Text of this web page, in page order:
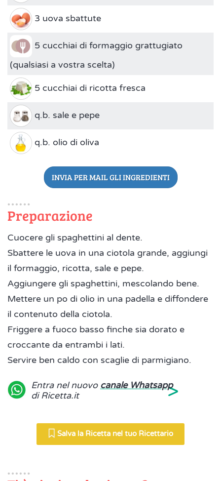
3 uova sbattute
5 cucchiai di formaggio grattugiato
(qualsiasi a vostra scelta)
5 cucchiai di ricotta fresca
q.b. sale e pepe
q.b. olio di oliva
INVIA PER MAIL GLI INGREDIENTI
Preparazione
Cuocere gli spaghettini al dente.
Sbattere le uova in una ciotola grande, aggiungi
il formaggio, ricotta, sale e pepe.
Aggiungere gli spaghettini, mescolando bene.
Mettere un po di olio in una padella e diffondere
il contenuto della ciotola.
Friggere a fuoco basso finche sia dorato e
croccante da entrambi i lati.
Servire ben caldo con scaglie di parmigiano.
Entra nel nuovo canale Whatsapp
di Ricetta.it
>
Salva la Ricetta nel tuo Ricettario